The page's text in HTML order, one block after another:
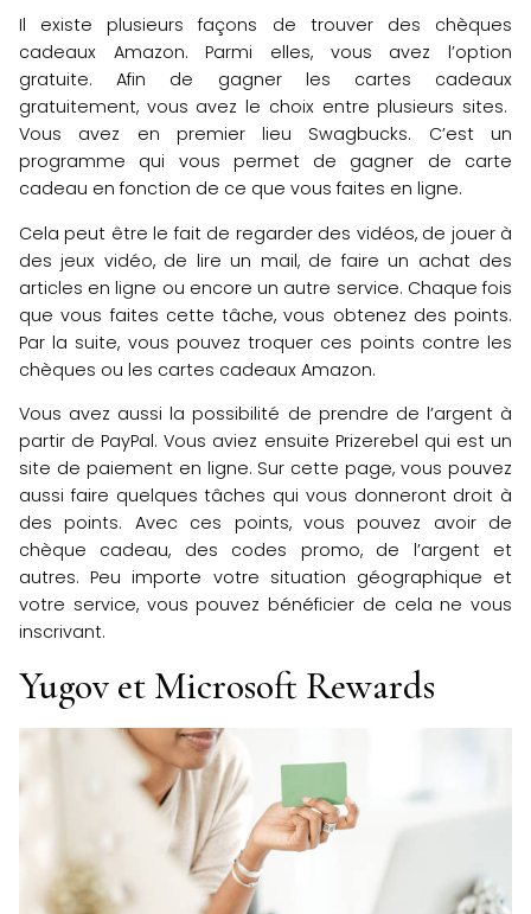
Il existe plusieurs façons de trouver des chèques
cadeaux Amazon. Parmi elles, vous avez l’option
gratuite. Afin de gagner les cartes cadeaux
gratuitement, vous avez le choix entre plusieurs sites.
Vous avez en premier lieu Swagbucks. C’est un
programme qui vous permet de gagner de carte
cadeau en fonction de ce que vous faites en ligne.
Cela peut être le fait de regarder des vidéos, de jouer à
des jeux vidéo, de lire un mail, de faire un achat des
articles en ligne ou encore un autre service. Chaque fois
que vous faites cette tâche, vous obtenez des points.
Par la suite, vous pouvez troquer ces points contre les
chèques ou les cartes cadeaux Amazon.
Vous avez aussi la possibilité de prendre de l’argent à
partir de PayPal. Vous aviez ensuite Prizerebel qui est un
site de paiement en ligne. Sur cette page, vous pouvez
aussi faire quelques tâches qui vous donneront droit à
des points. Avec ces points, vous pouvez avoir de
chèque cadeau, des codes promo, de l’argent et
autres. Peu importe votre situation géographique et
votre service, vous pouvez bénéficier de cela ne vous
inscrivant.
Yugov et Microsoft Rewards